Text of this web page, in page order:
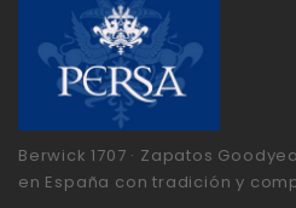
Berwick 1707 · Zapatos
en España con tradición y